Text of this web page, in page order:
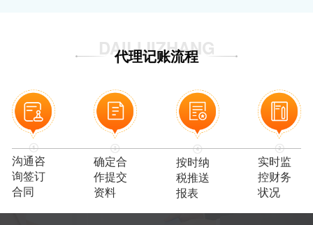
DAILIJIZHANG
代理记账流程
沟通咨
询签订
合同
确定合
作提交
资料
按时纳
税推送
报表
实时监
控财务
状况